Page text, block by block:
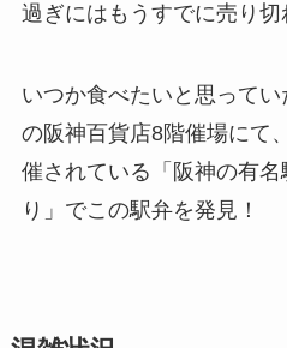
過ぎにはもうすでに売り切
いつか食べたいと思って
の阪神百貨店8階催場にて
催されている「阪神の有
り」でこの駅弁を発見！